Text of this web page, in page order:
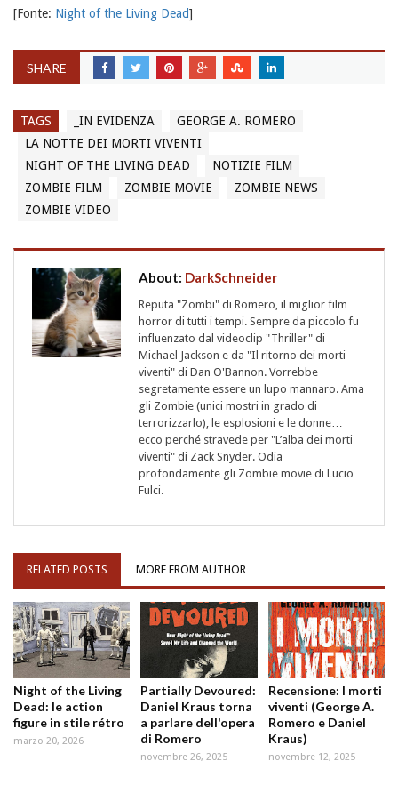
[Fonte: Night of the Living Dead]
SHARE
TAGS _IN EVIDENZA
GEORGE A. ROMERO
LA NOTTE DEI MORTI VIVENTI
NIGHT OF THE LIVING DEAD
NOTIZIE FILM
ZOMBIE FILM
ZOMBIE MOVIE
ZOMBIE NEWS
ZOMBIE VIDEO
About: DarkSchneider
Reputa "Zombi" di Romero, il miglior film
horror di tutti i tempi. Sempre da piccolo fu
influenzato dal videoclip "Thriller" di
Michael Jackson e da "Il ritorno dei morti
viventi" di Dan O'Bannon. Vorrebbe
segretamente essere un lupo mannaro. Ama
gli Zombie (unici mostri in grado di
terrorizzarlo), le esplosioni e le donne…
ecco perché stravede per "L’alba dei morti
viventi" di Zack Snyder. Odia
profondamente gli Zombie movie di Lucio
Fulci.
RELATED POSTS MORE FROM AUTHOR
Night of the Living
Dead: le action
figure in stile rétro
marzo 20, 2026
Partially Devoured:
Daniel Kraus torna
a parlare dell'opera
di Romero
novembre 26, 2025
Recensione: I morti
viventi (George A.
Romero e Daniel
Kraus)
novembre 12, 2025